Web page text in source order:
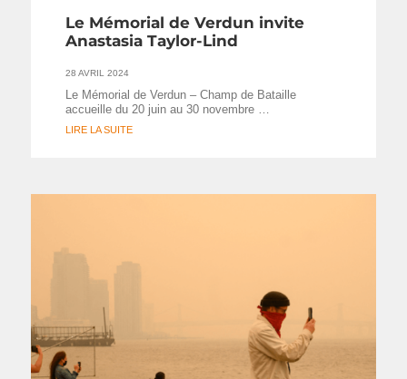
Le Mémorial de Verdun invite
Anastasia Taylor-Lind
28 AVRIL 2024
Le Mémorial de Verdun – Champ de Bataille
accueille du 20 juin au 30 novembre …
LIRE LA SUITE